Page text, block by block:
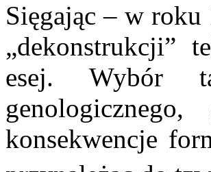
Sięgając – w
„dekonstrukcji”
esej. Wybór
konsekwencje